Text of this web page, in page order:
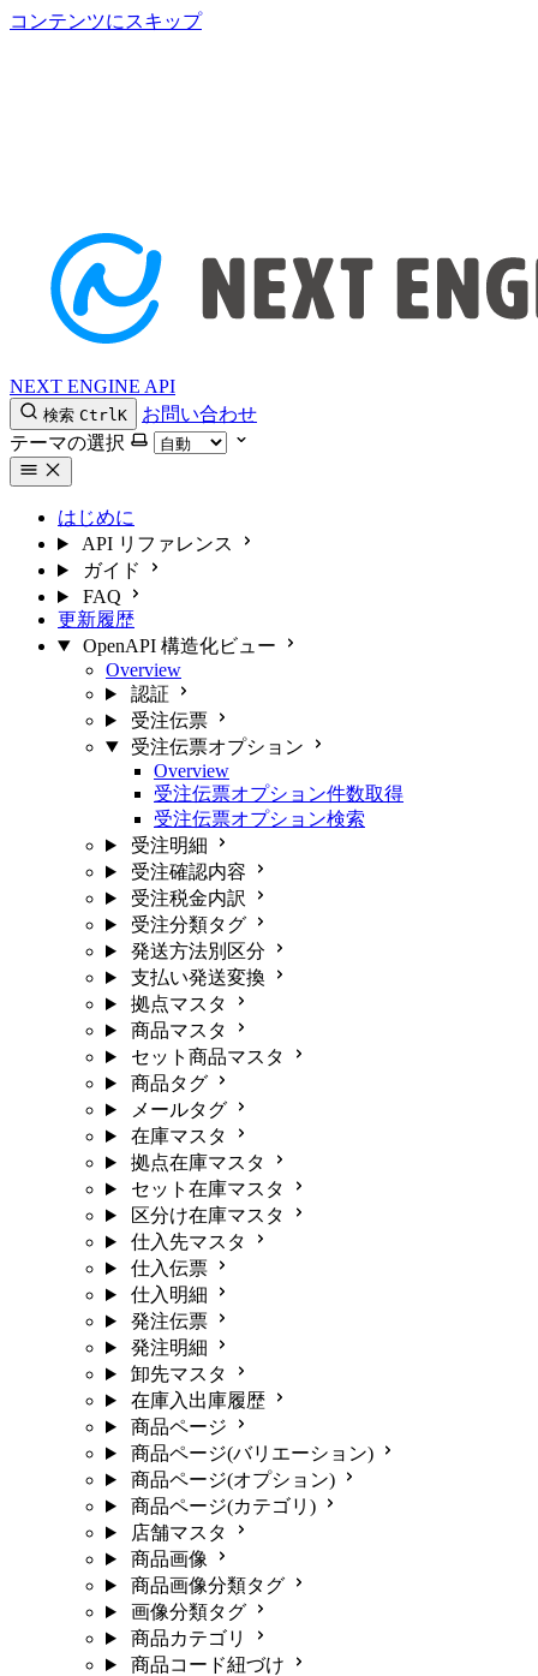
コンテンツにスキップ
NEXT ENGINE API
検索 CtrlK
お問い合わせ
テーマの選択
はじめに
API リファレンス
ガイド
FAQ
更新履歴
OpenAPI 構造化ビュー
Overview
認証
受注伝票
受注伝票オプション
Overview
受注伝票オプション件数取得
受注伝票オプション検索
受注明細
受注確認内容
受注税金内訳
受注分類タグ
発送方法別区分
支払い発送変換
拠点マスタ
商品マスタ
セット商品マスタ
商品タグ
メールタグ
在庫マスタ
拠点在庫マスタ
セット在庫マスタ
区分け在庫マスタ
仕入先マスタ
仕入伝票
仕入明細
発注伝票
発注明細
卸先マスタ
在庫入出庫履歴
商品ページ
商品ページ(バリエーション)
商品ページ(オプション)
商品ページ(カテゴリ)
店舗マスタ
商品画像
商品画像分類タグ
画像分類タグ
商品カテゴリ
商品コード紐づけ